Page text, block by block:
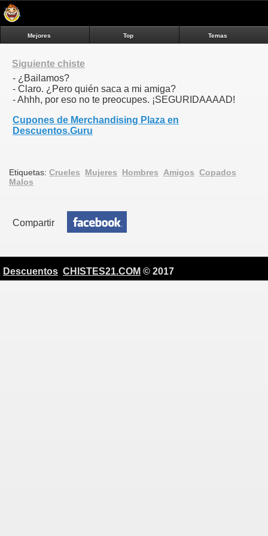
Mejores Top Temas
Siguiente chiste
- ¿Bailamos?
- Claro. ¿Pero quién saca a mi amiga?
- Ahhh, por eso no te preocupes. ¡SEGURIDAAAAD!
Cupones de Merchandising Plaza en
Descuentos.Guru
Etiquetas: Crueles Mujeres Hombres Amigos Copados
Malos
Compartir
Descuentos CHISTES21.COM © 2017